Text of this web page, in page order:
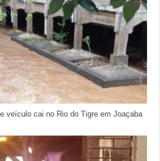
veículo cai no Rio do Tigre em Joaçaba